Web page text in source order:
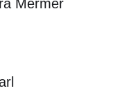
Mermer